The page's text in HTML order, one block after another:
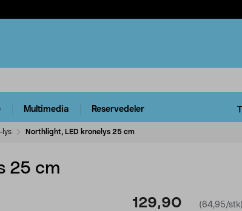
Multimedia Reservedeler
lys Northlight, LED kronelys 25 cm
25 cm
129,90 (64,95/stk)